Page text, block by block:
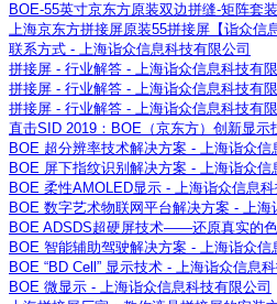
BOE-55英寸京东方原装双边拼缝-矩阵套
上海京东方拼接屏原装55拼接屏【诣众信
联系方式 - 上海诣众信息科技有限公司
拼接屏 - 行业解答 - 上海诣众信息科技有
拼接屏 - 行业解答 - 上海诣众信息科技有
拼接屏 - 行业解答 - 上海诣众信息科技有
直击SID 2019：BOE（京东方）创新显
BOE 超分辨率技术解决方案 - 上海诣众信
BOE 屏下指纹识别解决方案 - 上海诣众信
BOE 柔性AMOLED显示 - 上海诣众信息科
BOE 数字艺术物联网平台解决方案 - 上海
BOE ADSDS超硬屏技术——还原真实的
BOE 智能辅助驾驶解决方案 - 上海诣众信
BOE “BD Cell” 显示技术 - 上海诣众信息
BOE 微显示 - 上海诣众信息科技有限公司